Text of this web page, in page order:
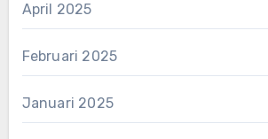
April 2025
Februari 2025
Januari 2025